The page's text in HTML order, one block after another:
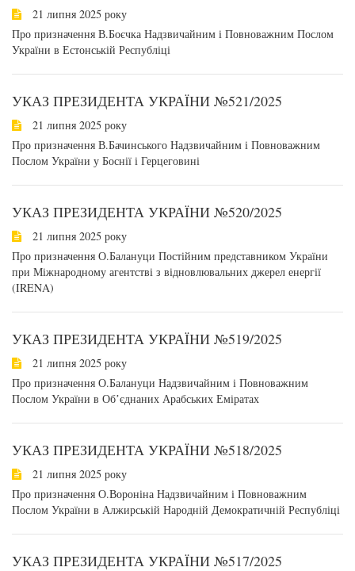
21 липня 2025 року
Про призначення В.Боєчка Надзвичайним і Повноважним Послом
України в Естонській Республіці
УКАЗ ПРЕЗИДЕНТА УКРАЇНИ №521/2025
21 липня 2025 року
Про призначення В.Бачинського Надзвичайним і Повноважним
Послом України у Боснії і Герцеговині
УКАЗ ПРЕЗИДЕНТА УКРАЇНИ №520/2025
21 липня 2025 року
Про призначення О.Балануци Постійним представником України
при Міжнародному агентстві з відновлювальних джерел енергії
(IRENA)
УКАЗ ПРЕЗИДЕНТА УКРАЇНИ №519/2025
21 липня 2025 року
Про призначення О.Балануци Надзвичайним і Повноважним
Послом України в Обʼєднаних Арабських Еміратах
УКАЗ ПРЕЗИДЕНТА УКРАЇНИ №518/2025
21 липня 2025 року
Про призначення О.Вороніна Надзвичайним і Повноважним
Послом України в Алжирській Народній Демократичній Республіці
УКАЗ ПРЕЗИДЕНТА УКРАЇНИ №517/2025